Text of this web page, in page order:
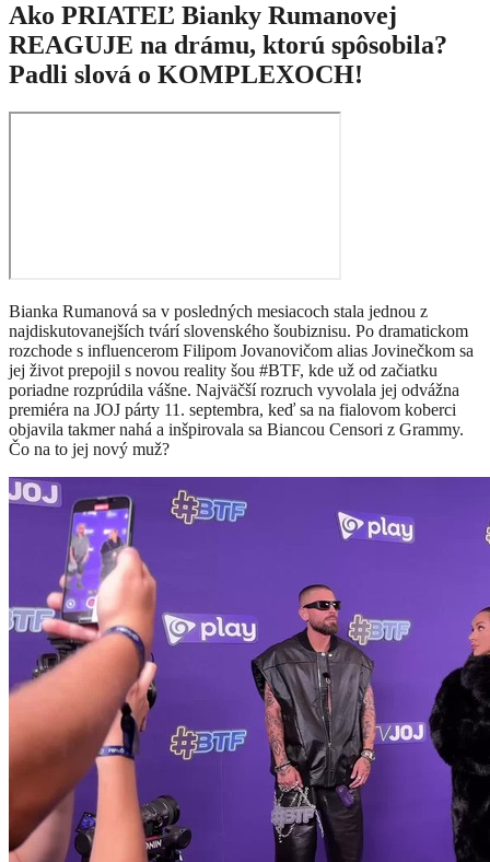
Ako PRIATEĽ Bianky Rumanovej
REAGUJE na drámu, ktorú spôsobila?
Padli slová o KOMPLEXOCH!
Bianka Rumanová sa v posledných mesiacoch stala jednou z
najdiskutovanejších tvárí slovenského šoubiznisu. Po dramatickom
rozchode s influencerom Filipom Jovanovičom alias Jovinečkom sa
jej život prepojil s novou reality šou #BTF, kde už od začiatku
poriadne rozprúdila vášne. Najväčší rozruch vyvolala jej odvážna
premiéra na JOJ párty 11. septembra, keď sa na fialovom koberci
objavila takmer nahá a inšpirovala sa Biancou Censori z Grammy.
Čo na to jej nový muž?